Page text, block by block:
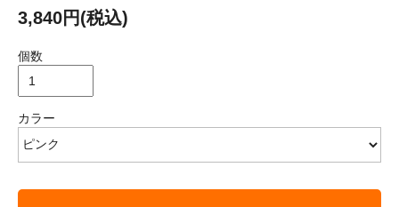
3,840円(税込)
個数
カラー